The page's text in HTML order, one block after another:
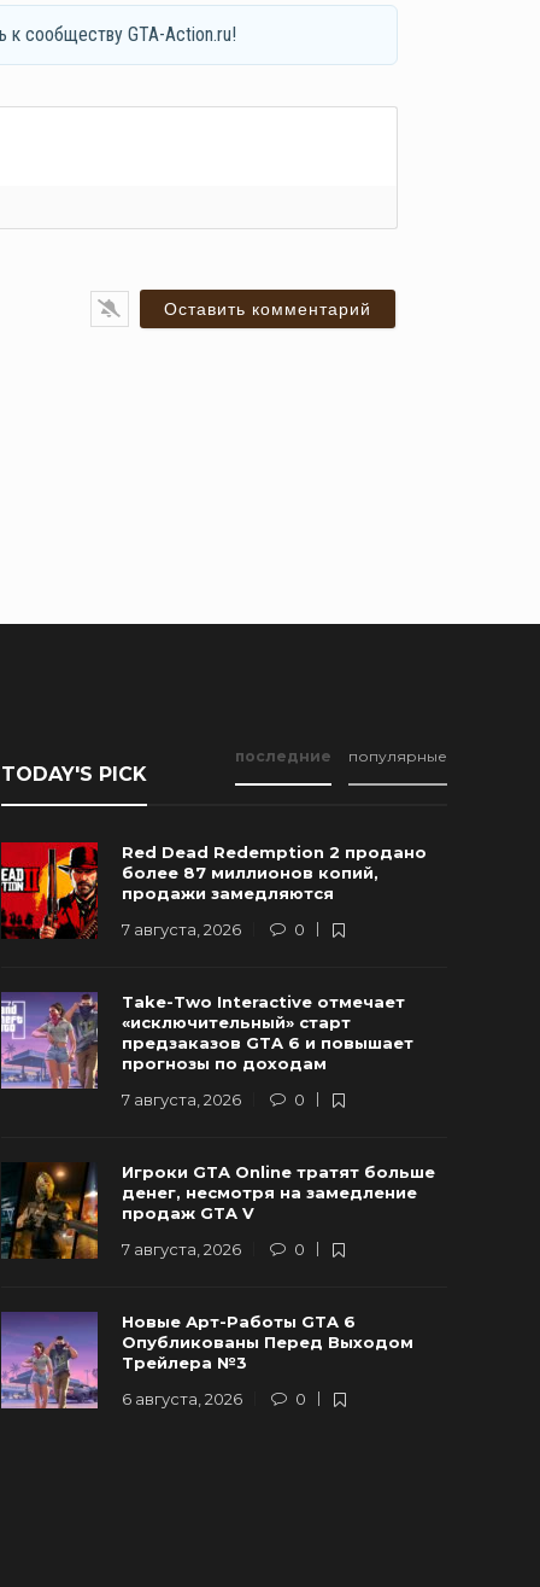
к сообществу GTA-Action.ru!
Арт-Работы GTA 6
Перед Выходом
№3
2026 0 92
TODAY'S PICK
последние популярные
Red Dead Redemption 2 продано
более 87 миллионов копий,
продажи замедляются
7 августа, 2026
0
Take-Two Interactive отмечает
«исключительный» старт
предзаказов GTA 6 и повышает
прогнозы по доходам
7 августа, 2026
0
Игроки GTA Online тратят больше
денег, несмотря на замедление
продаж GTA V
7 августа, 2026
0
Новые Арт-Работы GTA 6
Опубликованы Перед Выходом
Трейлера №3
6 августа, 2026
0